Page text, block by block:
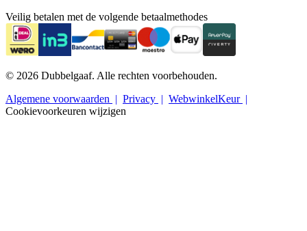
Veilig betalen met de volgende betaalmethodes
© 2026 Dubbelgaaf. Alle rechten voorbehouden.
Algemene voorwaarden
Privacy
WebwinkelKeur
Cookievoorkeuren wijzigen